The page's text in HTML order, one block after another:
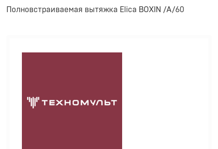
Полновстраиваемая вытяжка Elica BOXIN /A/60